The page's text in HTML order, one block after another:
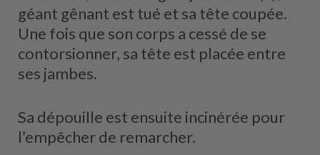
géant gênant est tué et sa tête coupée.
Une fois que son corps a cessé de se
contorsionner, sa tête est placée entre
ses jambes.
Sa dépouille est ensuite incinérée pour
l’empêcher de remarcher.